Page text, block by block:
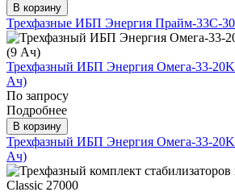
В корзину
Трехфазные ИБП Энергия Прайм-33C-
Трехфазный ИБП Энергия Омега-33-
Ач)
По запросу
Подробнее
В корзину
Трехфазный ИБП Энергия Омега-33-
Ач)